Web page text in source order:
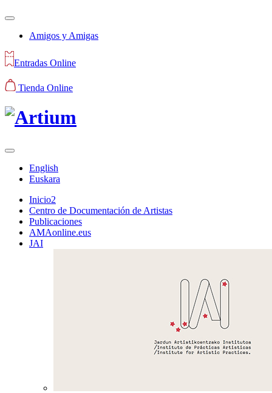
Amigos y Amigas
Entradas Online
Tienda Online
English
Euskara
Inicio2
Centro de Documentación de Artistas
Publicaciones
AMAonline.eus
JAI